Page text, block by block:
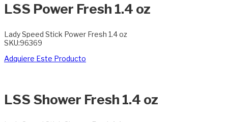
LSS Power Fresh 1.4 oz
Lady Speed Stick Power Fresh 1.4 oz
SKU:96369
Adquiere Este Producto
LSS Shower Fresh 1.4 oz